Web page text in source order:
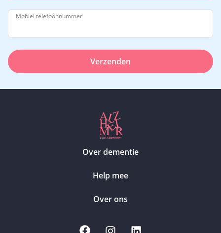
Mobiel telefoonnummer
Verzenden
Over dementie
Help mee
Over ons